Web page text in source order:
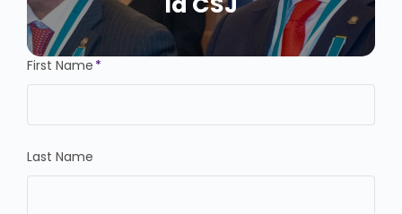
First Name *
Last Name